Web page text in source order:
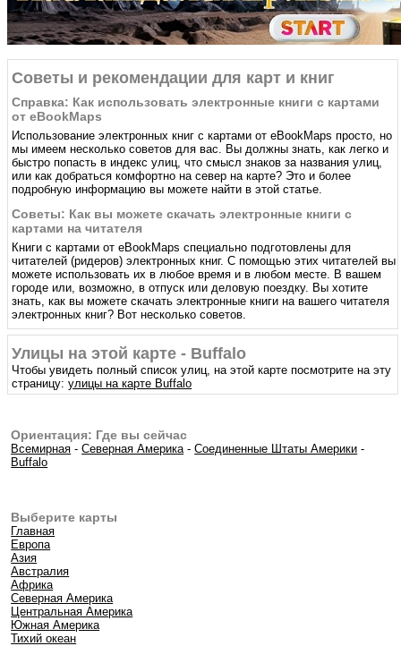
Советы и рекомендации для карт и книг
Справка: Как использовать электронные книги с картами
от eBookMaps
Использование электронных книг с картами от eBookMaps простo, но
мы имеем несколько советов для вас. Вы должны знать, как легко и
быстро попасть в индекс улиц, что смысл знаков за названия улиц,
или как добраться комфортно на север на карте? Это и более
подробную информацию вы можете найти в этой статье.
Советы: Как вы можете скачать электронные книги с
картами на читателя
Книги с картами от eBookMaps специально подготовлены для
читателей (ридеров) электронных книг. С помощью этих читателей вы
можете использовать их в любое время и в любом месте. В вашем
городе или, возможно, в отпуск или деловую поездку. Вы хотите
знать, как вы можете скачать электронные книги на вашего читателя
электронных книг? Вот несколько советов.
Улицы на этой карте - Buffalo
Чтобы увидеть полный список улиц, на этой карте посмотрите на эту
страницу:улицы на карте Buffalo
Ориентация: Где вы сейчас
Всемирная -Северная Америка-Соединенные Штаты Америки -
Buffalo
Выберите карты
Главная
Европа
Азия
Австралия
Африка
Северная Америка
Центральная Америка
Южная Америка
Тихий океан